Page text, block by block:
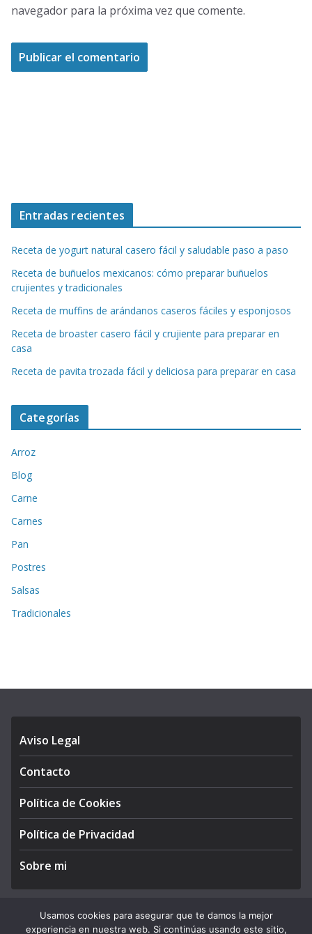
navegador para la próxima vez que comente.
Entradas recientes
Receta de yogurt natural casero fácil y saludable paso a paso
Receta de buñuelos mexicanos: cómo preparar buñuelos
crujientes y tradicionales
Receta de muffins de arándanos caseros fáciles y esponjosos
Receta de broaster casero fácil y crujiente para preparar en
casa
Receta de pavita trozada fácil y deliciosa para preparar en casa
Categorías
Arroz
Blog
Carne
Carnes
Pan
Postres
Salsas
Tradicionales
Aviso Legal
Contacto
Política de Cookies
Política de Privacidad
Sobre mi
Usamos cookies para asegurar que te damos la mejor
experiencia en nuestra web. Si continúas usando este sitio,